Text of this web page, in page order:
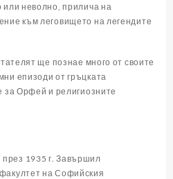
неволно, прилича на
към леговището на легендите
ще познае много от своите
епизоди от гръцката
за Орфей и религиозните
1935 г. Завършил
на Софийския